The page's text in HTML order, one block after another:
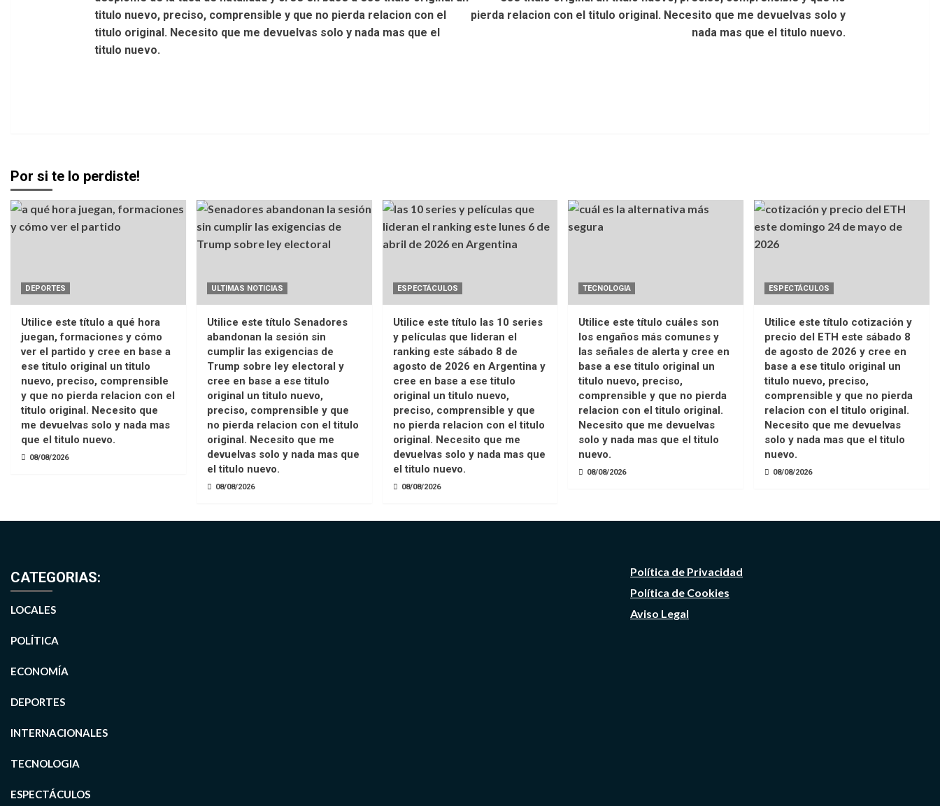
titulo nuevo, preciso, comprensible y que no pierda relacion con el
titulo original. Necesito que me devuelvas solo y nada mas que el
titulo nuevo.
pierda relacion con el titulo original. Necesito que me devuelvas solo y
nada mas que el titulo nuevo.
Por si te lo perdiste!
DEPORTES
Utilice este título a qué hora
juegan, formaciones y cómo
ver el partido y cree en base a
ese titulo original un titulo
nuevo, preciso, comprensible
y que no pierda relacion con el
titulo original. Necesito que
me devuelvas solo y nada mas
que el titulo nuevo.
08/08/2026
ULTIMAS NOTICIAS
Utilice este título Senadores
abandonan la sesión sin
cumplir las exigencias de
Trump sobre ley electoral y
cree en base a ese titulo
original un titulo nuevo,
preciso, comprensible y que
no pierda relacion con el titulo
original. Necesito que me
devuelvas solo y nada mas que
el titulo nuevo.
08/08/2026
ESPECTÁCULOS
Utilice este título las 10 series
y películas que lideran el
ranking este sábado 8 de
agosto de 2026 en Argentina y
cree en base a ese titulo
original un titulo nuevo,
preciso, comprensible y que
no pierda relacion con el titulo
original. Necesito que me
devuelvas solo y nada mas que
el titulo nuevo.
08/08/2026
TECNOLOGIA
Utilice este título cuáles son
los engaños más comunes y
las señales de alerta y cree en
base a ese titulo original un
titulo nuevo, preciso,
comprensible y que no pierda
relacion con el titulo original.
Necesito que me devuelvas
solo y nada mas que el titulo
nuevo.
08/08/2026
ESPECTÁCULOS
Utilice este título cotización y
precio del ETH este sábado 8
de agosto de 2026 y cree en
base a ese titulo original un
titulo nuevo, preciso,
comprensible y que no pierda
relacion con el titulo original.
Necesito que me devuelvas
solo y nada mas que el titulo
nuevo.
08/08/2026
CATEGORIAS:
LOCALES
POLÍTICA
ECONOMÍA
DEPORTES
INTERNACIONALES
TECNOLOGIA
ESPECTÁCULOS
Política de Privacidad
Política de Cookies
Aviso Legal